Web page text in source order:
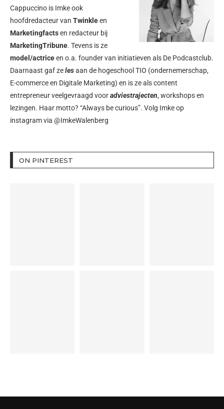
Cappuccino is Imke ook
hoofdredacteur van Twinkleen
Marketingfactsen redacteur bij
MarketingTribune. Tevens is ze
model/actriceen o.a. founder van initiatieven als De Podcastclub.
Daarnaast gaf zelesaan de hogeschool TIO (ondernemerschap,
E-commerce en Digitale Marketing) en is ze als content
entrepreneur veelgevraagd vooradviestrajecten, workshops en
lezingen. Haar motto? “Always be curious”. Volg Imke op
instagram via @ImkeWalenberg
ON PINTEREST